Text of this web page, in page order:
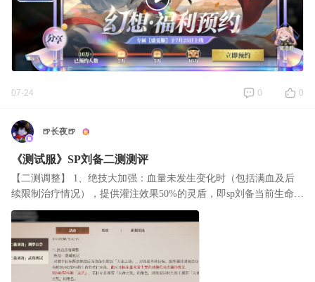
07-24 0 0
🍺长夜🍺
《测试服》SP刘备二测测评
【二测调整】 1、绝技大加强：血量未发生变化时（包括满血及后
续限制治疗情况），提供灌注效果50%的灵盾，即sp刘备当前生命值
25%的灵盾。灵盾几乎可以等效于额外生命值，强制抬血对辅助职
业来说还是非常好